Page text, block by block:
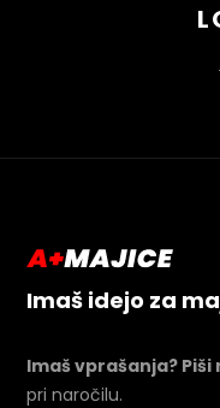
Imaš idejo za
Imaš vprašanja? Piši
pri naročilu.